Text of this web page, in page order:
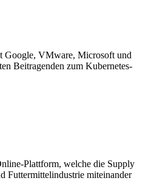
Google, VMware, Microsoft und
Beitragenden zum Kubernetes-
Plattform, welche die Supply
Futtermittelindustrie miteinander